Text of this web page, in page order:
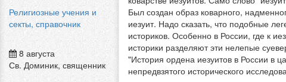
Религиозные учения и
секты, справочник
8 августа
Св. Доминик, священник
Был создан образ коварного,
иезуит. Надо сказать, что подобные
историков. Особенно в России, где к
историки разделяют эти нелепые
"История ордена иезуитов в России в
непредвзятого исторического